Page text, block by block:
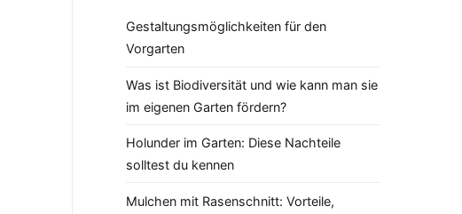
Gestaltungsmöglichkeiten für den
Vorgarten
Was ist Biodiversität und wie kann man sie
im eigenen Garten fördern?
Holunder im Garten: Diese Nachteile
solltest du kennen
Mulchen mit Rasenschnitt: Vorteile,